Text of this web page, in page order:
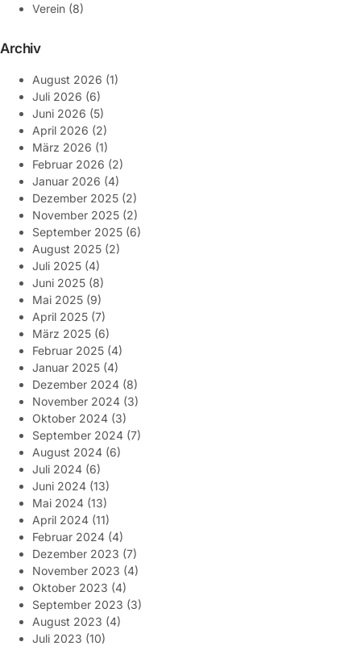
Verein (8)
Archiv
August 2026 (1)
Juli 2026 (6)
Juni 2026 (5)
April 2026 (2)
März 2026 (1)
Februar 2026 (2)
Januar 2026 (4)
Dezember 2025 (2)
November 2025 (2)
September 2025 (6)
August 2025 (2)
Juli 2025 (4)
Juni 2025 (8)
Mai 2025 (9)
April 2025 (7)
März 2025 (6)
Februar 2025 (4)
Januar 2025 (4)
Dezember 2024 (8)
November 2024 (3)
Oktober 2024 (3)
September 2024 (7)
August 2024 (6)
Juli 2024 (6)
Juni 2024 (13)
Mai 2024 (13)
April 2024 (11)
Februar 2024 (4)
Dezember 2023 (7)
November 2023 (4)
Oktober 2023 (4)
September 2023 (3)
August 2023 (4)
Juli 2023 (10)